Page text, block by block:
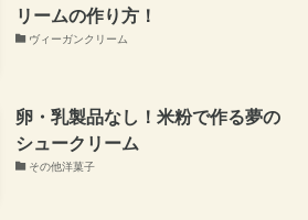
リームの作り方！
ヴィーガンクリーム
卵・乳製品なし！米粉で作る夢の
シュークリーム
その他洋菓子